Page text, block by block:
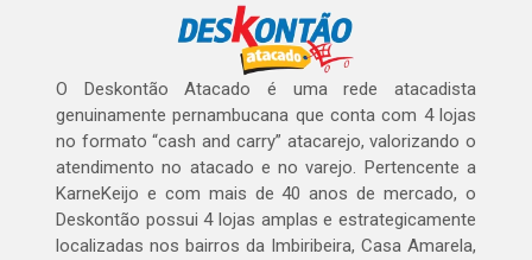
O Deskontão Atacado é uma rede atacadista
genuinamente pernambucana que conta com 4 lojas
no formato “cash and carry” atacarejo, valorizando o
atendimento no atacado e no varejo. Pertencente a
KarneKeijo e com mais de 40 anos de mercado, o
Deskontão possui 4 lojas amplas e estrategicamente
localizadas nos bairros da Imbiribeira, Casa Amarela,